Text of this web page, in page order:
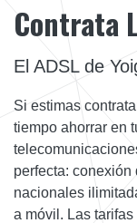
Contrata
El ADSL de
Si estimas
tiempo ahorrar en
perfecta:
nacionales
a móvil. Las